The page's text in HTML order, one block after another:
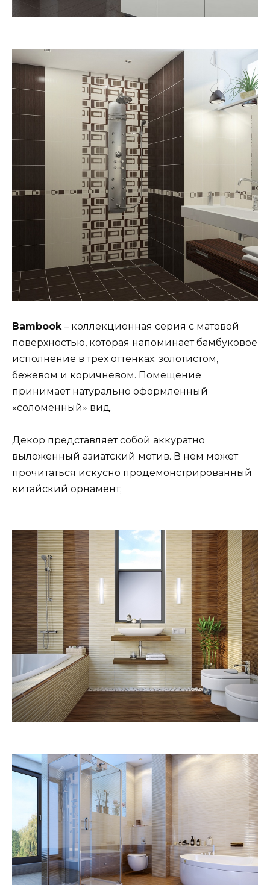
Bambook – коллекционная серия с матовой
поверхностью, которая напоминает бамбуковое
исполнение в трех оттенках: золотистом,
бежевом и коричневом. Помещение
принимает натурально оформленный
«соломенный» вид.
Декор представляет собой аккуратно
выложенный азиатский мотив. В нем может
прочитаться искусно продемонстрированный
китайский орнамент;